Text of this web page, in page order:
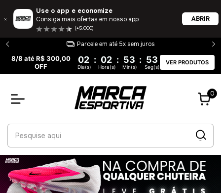
Use o app e economize
Consiga mais ofertas em nosso app
(+5.000)
ABRIR
Entrega 100% garantida
8/8 até R$ 300,00
OFF
02 : 02 : 53 : 52
Dia(s) Hora(s) Min(s) Seg(s)
VER PRODUTOS
0